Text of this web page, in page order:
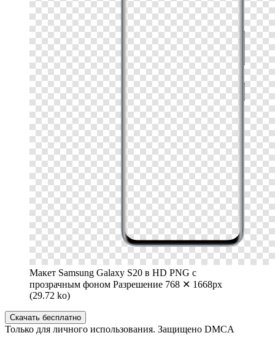
Макет Samsung Galaxy S20 в HD PNG с
прозрачным фоном Разрешение 768 ✕ 1668px
(29.72 ko)
Скачать бесплатно
Только для личного использования. Защищено DMCA